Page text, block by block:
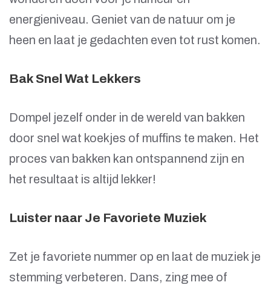
energieniveau. Geniet van de natuur om je
heen en laat je gedachten even tot rust komen.
Bak Snel Wat Lekkers
Dompel jezelf onder in de wereld van bakken
door snel wat koekjes of muffins te maken. Het
proces van bakken kan ontspannend zijn en
het resultaat is altijd lekker!
Luister naar Je Favoriete Muziek
Zet je favoriete nummer op en laat de muziek je
stemming verbeteren. Dans, zing mee of